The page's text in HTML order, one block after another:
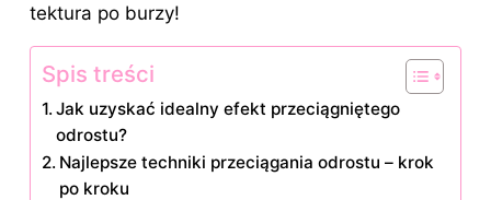
tektura po burzy!
Spis treści
Jak uzyskać idealny efekt przeciągniętego
odrostu?
Najlepsze techniki przeciągania odrostu – krok
po kroku